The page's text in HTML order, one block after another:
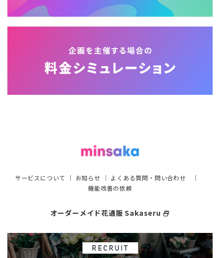
サービスについて ｜ お知らせ ｜ よくある質問・問い合わせ ｜
機能改善の依頼
オーダーメイド花通販 Sakaseru select_window